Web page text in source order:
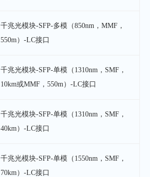
千兆光模块-SFP-多模（850nm，MMF，
550m）-LC接口
千兆光模块-SFP-单模（1310nm，SMF，
10km或MMF，550m）-LC接口
千兆光模块-SFP-单模（1310nm，SMF，
40km）-LC接口
千兆光模块-SFP-单模（1550nm，SMF，
70km）-LC接口